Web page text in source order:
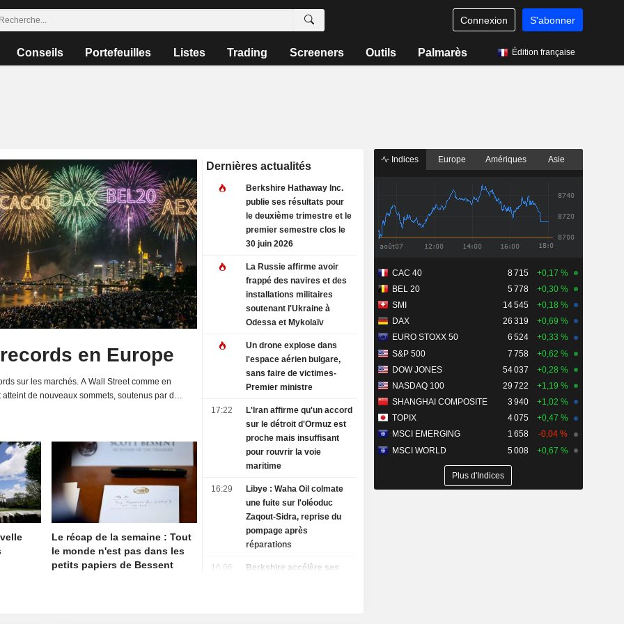
Connexion S'abonner
Conseils Portefeuilles Listes Trading Screeners Outils Palmarès Édition française
en Europe
sur les marchés. A Wall Street comme en
de nouveaux sommets, soutenus par de
Le récap de la semaine : Tout
le monde n'est pas dans les
petits papiers de Bessent
Dernières actualités
Berkshire Hathaway Inc.
publie ses résultats pour
le deuxième trimestre et le
premier semestre clos le
30 juin 2026
La Russie affirme avoir
frappé des navires et des
installations militaires
soutenant l'Ukraine à
Odessa et Mykolaïv
Un drone explose dans
l'espace aérien bulgare,
sans faire de victimes-
Premier ministre
17:22
L'Iran affirme qu'un accord
sur le détroit d'Ormuz est
proche mais insuffisant
pour rouvrir la voie
maritime
16:29
Libye : Waha Oil colmate
une fuite sur l'oléoduc
Zaqout-Sidra, reprise du
pompage après
réparations
16:06
Berkshire accélère ses
Indices Europe Amériques Asie
CAC 40 8 715
+0,17 %
BEL 20
5 778
+0,30 %
SMI
14 545
+0,18 %
DAX
26 319
+0,69 %
EURO STOXX 50
6 524
+0,33 %
S&P 500
7 758
+0,62 %
DOW JONES
54 037
+0,28 %
NASDAQ 100
29 722
+1,19 %
SHANGHAI COMPOSITE
3 940
+1,02 %
TOPIX
4 075
+0,47 %
MSCI EMERGING
1 658
-0,04 %
MSCI WORLD
5 008 +0,67 %
Plus d'Indices